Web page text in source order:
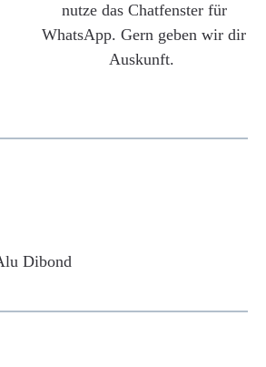
nutze das Chatfenster für
WhatsApp. Gern geben wir dir
Auskunft.